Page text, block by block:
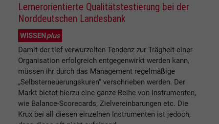
Lernerorientierte Qualitätstestierung bei der
Norddeutschen Landesbank
WISSENplus
Damit der tief verwurzelten Tendenz zur Trägheit einer
Organisation erfolgreich entgegenwirkt werden kann,
müssen ihr durch das Management regelmäßige
„Selbsterneuerungskuren“ verschrieben werden. Der
Markt bietet hierzu eine ganze Reihe von Instrumenten,
wie Balance-Scorecards, Zielvereinbarungen etc. Die
Krux bei all diesen einzelnen Instrumenten ist jedoch,